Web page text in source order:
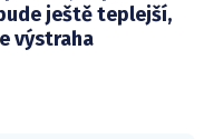
ještě teplejší,
výstraha